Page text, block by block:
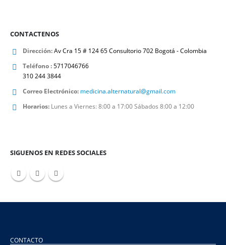
CONTACTENOS
Dirección:Av Cra 15 # 124 65 Consultorio 702 Bogotá - Colombia
Teléfono :5717046766
310 244 3844
Correo Electrónico: medicina.alternatural@gmail.com
Horarios: Lunes a Viernes: 8:00 a 17:00 Sábados 8:00 a 12:00
SIGUENOS EN REDES SOCIALES
CONTACTO